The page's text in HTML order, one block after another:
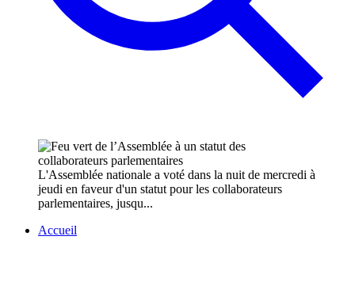
L'Assemblée nationale a voté dans la nuit de mercredi à
jeudi en faveur d'un statut pour les collaborateurs
parlementaires, jusqu...
Accueil